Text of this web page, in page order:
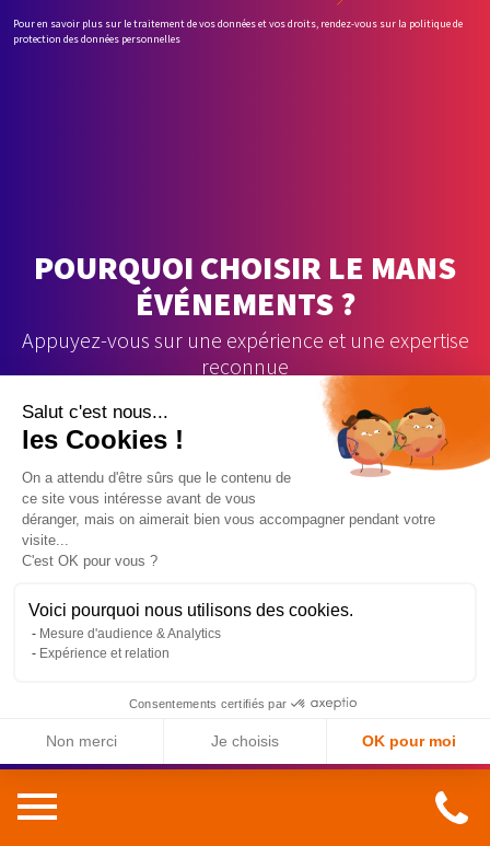
Pour en savoir plus sur le traitement de vos données et vos droits, rendez-vous sur la politique de
protection des données personnelles
POURQUOI CHOISIR LE MANS
ÉVÉNEMENTS ?
Appuyez-vous sur une expérience et une expertise
reconnue
Le Mans à 54 min de Paris seulement
Des prix attractifs comme le Mans : )
Salut c'est nous...
les Cookies !
On a attendu d'être sûrs que le contenu de
ce site vous intéresse avant de vous
déranger, mais on aimerait bien vous accompagner pendant votre
visite...
C'est OK pour vous ?
Voici pourquoi nous utilisons des cookies.
Mesure d'audience & Analytics
Expérience et relation
Consentements certifiés par
Non merci Je choisis OK pour moi